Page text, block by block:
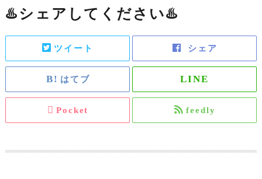
♨️シェアしてください♨️
ツイート シェア
はてブ
Pocket feedly